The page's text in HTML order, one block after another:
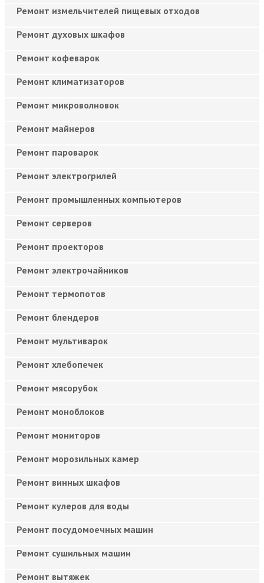
Ремонт измельчителей пищевых отходов
Ремонт духовых шкафов
Ремонт кофеварок
Ремонт климатизаторов
Ремонт микроволновок
Ремонт майнеров
Ремонт пароварок
Ремонт электрогрилей
Ремонт промышленных компьютеров
Ремонт серверов
Ремонт проекторов
Ремонт электрочайников
Ремонт термопотов
Ремонт блендеров
Ремонт мультиварок
Ремонт хлебопечек
Ремонт мясорубок
Ремонт моноблоков
Ремонт мониторов
Ремонт морозильных камер
Ремонт винных шкафов
Ремонт кулеров для воды
Ремонт посудомоечных машин
Ремонт сушильных машин
Ремонт вытяжек